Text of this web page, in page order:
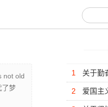
not old
了梦
1 关于勤
2 爱国主